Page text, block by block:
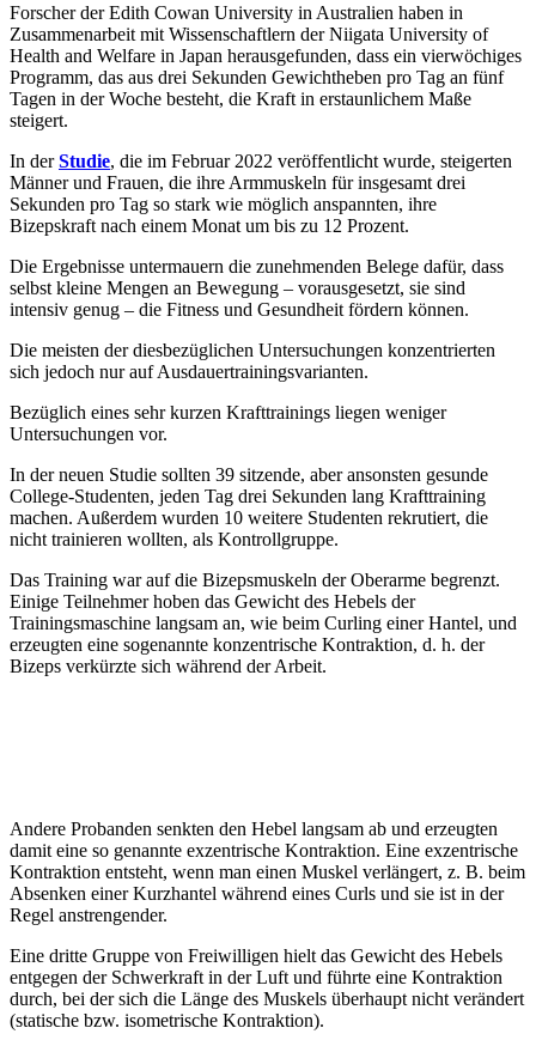
Forscher der Edith Cowan University in Australien haben in
Zusammenarbeit mit Wissenschaftlern der Niigata University of
Health and Welfare in Japan herausgefunden, dass ein vierwöchiges
Programm, das aus drei Sekunden Gewichtheben pro Tag an fünf
Tagen in der Woche besteht, die Kraft in erstaunlichem Maße
steigert.
In derStudie, die im Februar 2022 veröffentlicht wurde, steigerten
Männer und Frauen, die ihre Armmuskeln für insgesamt drei
Sekunden pro Tag so stark wie möglich anspannten, ihre
Bizepskraft nach einem Monat um bis zu 12 Prozent.
Die Ergebnisse untermauern die zunehmenden Belege dafür, dass
selbst kleine Mengen an Bewegung – vorausgesetzt, sie sind
intensiv genug – die Fitness und Gesundheit fördern können.
Die meisten der diesbezüglichen Untersuchungen konzentrierten
sich jedoch nur auf Ausdauertrainingsvarianten.
Bezüglich eines sehr kurzen Krafttrainings liegen weniger
Untersuchungen vor.
In der neuen Studie sollten 39 sitzende, aber ansonsten gesunde
College-Studenten, jeden Tag drei Sekunden lang Krafttraining
machen. Außerdem wurden 10 weitere Studenten rekrutiert, die
nicht trainieren wollten, als Kontrollgruppe.
Das Training war auf die Bizepsmuskeln der Oberarme begrenzt.
Einige Teilnehmer hoben das Gewicht des Hebels der
Trainingsmaschine langsam an, wie beim Curling einer Hantel, und
erzeugten eine sogenannte konzentrische Kontraktion, d. h. der
Bizeps verkürzte sich während der Arbeit.
Andere Probanden senkten den Hebel langsam ab und erzeugten
damit eine so genannte exzentrische Kontraktion. Eine exzentrische
Kontraktion entsteht, wenn man einen Muskel verlängert, z. B. beim
Absenken einer Kurzhantel während eines Curls und sie ist in der
Regel anstrengender.
Eine dritte Gruppe von Freiwilligen hielt das Gewicht des Hebels
entgegen der Schwerkraft in der Luft und führte eine Kontraktion
durch, bei der sich die Länge des Muskels überhaupt nicht verändert
(statische bzw. isometrische Kontraktion).